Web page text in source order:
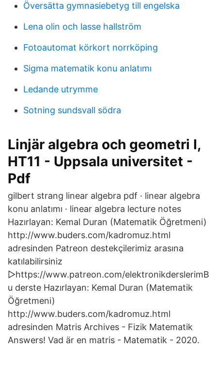
Översätta gymnasiebetyg till engelska
Lena olin och lasse hallström
Fotoautomat körkort norrköping
Sigma matematik konu anlatımı
Ledande utrymme
Sotning sundsvall södra
Linjär algebra och geometri I,
HT11 - Uppsala universitet -
Pdf
gilbert strang linear algebra pdf · linear algebra
konu anlatımı · linear algebra lecture notes
Hazırlayan: Kemal Duran (Matematik Öğretmeni)
http://www.buders.com/kadromuz.html​
adresinden Patreon destekçilerimiz arasına
katılabilirsiniz
▻https://www.patreon.com/elektronikderslerimB
u derste Hazırlayan: Kemal Duran (Matematik
Öğretmeni)
http://www.buders.com/kadromuz.html​
adresinden Matris Archives - Fizik Matematik
Answers! Vad är en matris - Matematik - 2020.